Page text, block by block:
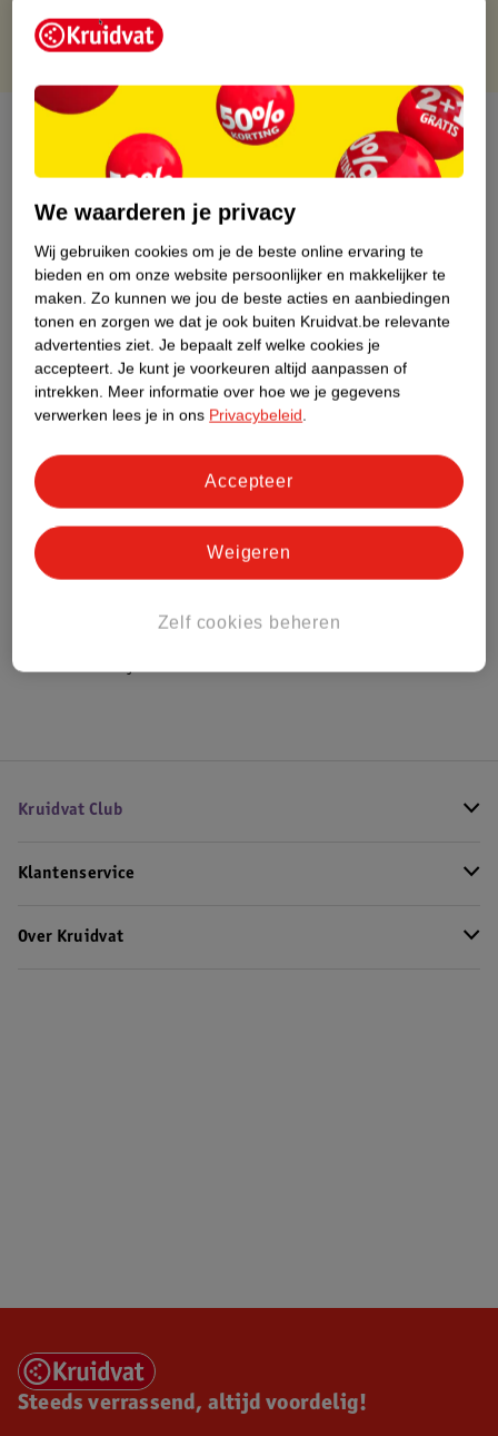
Over dit product
Productinformatie
Etiketinformatie
Nature Impact Score
Dit product heeft (nog) geen Nature
Impact Score.
Meer informatie
Bestel & Bezorginformatie
Bekijk ook
Depend Gel iQ Alle Gellak
Hoe controleren wij de reviews?
Kruidvat Club
Klantenservice
Over Kruidvat
Steeds verrassend, altijd voordelig!
We waarderen je privacy
Wij gebruiken cookies om je de beste online ervaring te
bieden en om onze website persoonlijker en makkelijker te
maken. Zo kunnen we jou de beste acties en aanbiedingen
tonen en zorgen we dat je ook buiten Kruidvat.be relevante
advertenties ziet. Je bepaalt zelf welke cookies je
accepteert. Je kunt je voorkeuren altijd aanpassen of
intrekken. Meer informatie over hoe we je gegevens
verwerken lees je in ons Privacybeleid.
Zelf cookies beheren
Weigeren
Accepteer